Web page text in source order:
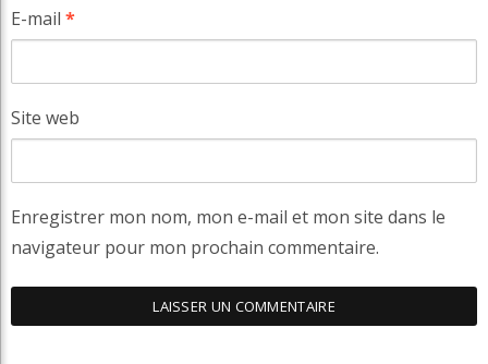
E-mail *
Site web
Enregistrer mon nom, mon e-mail et mon site dans le
navigateur pour mon prochain commentaire.